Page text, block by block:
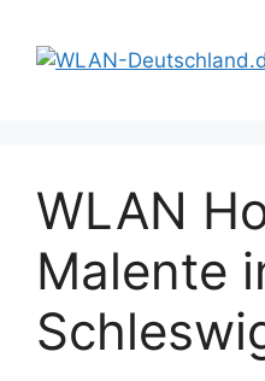
Inhalt
springen
WLAN
Malente